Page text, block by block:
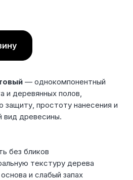
— однокомпонентный
и деревянных полов,
простоту нанесения и
вид древесины.
без бликов
текстуру дерева
и слабый запах